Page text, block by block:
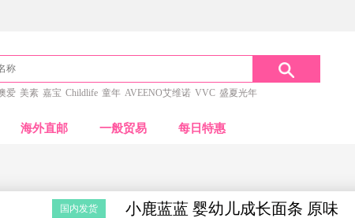
爱 美素 嘉宝 Childlife 童年 AVEENO艾维诺 VVC 盛夏光年
海外直邮 一般贸易 每日特惠
国内发货
小鹿蓝蓝 婴幼儿成长面条 原味